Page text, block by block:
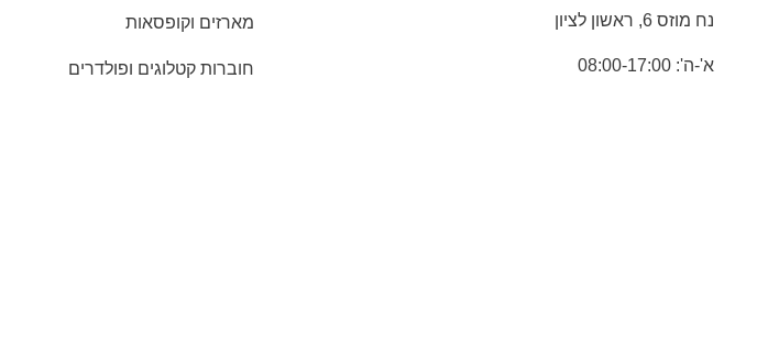
נח מוזס 6, ראשון לציון
א'-ה': 08:00-17:00
מארזים וקופסאות
חוברות קטלוגים ופולדרים